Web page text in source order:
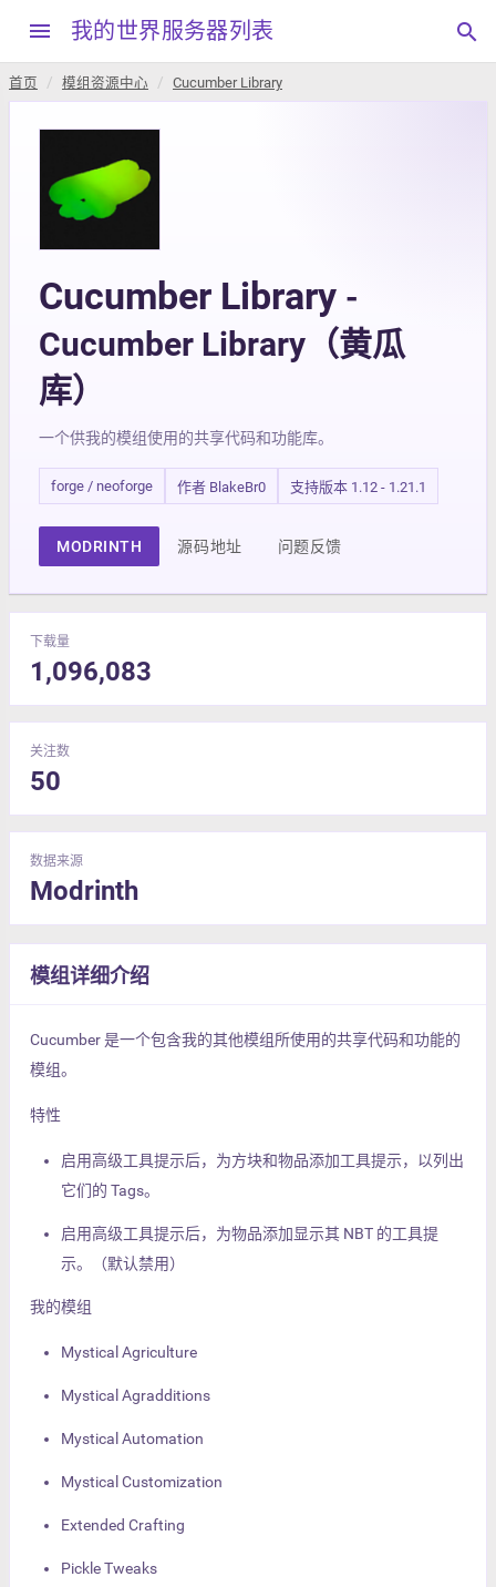
menu 我的世界服务器列表 search
首页 模组资源中心 Cucumber Library
Cucumber Library -
Cucumber Library（黄瓜
库）
一个供我的模组使用的共享代码和功能库。
forge / neoforge 作者 BlakeBr0 支持版本 1.12 - 1.21.1
MODRINTH 源码地址 问题反馈
下载量
1,096,083
关注数
50
数据来源
Modrinth
模组详细介绍
Cucumber 是一个包含我的其他模组所使用的共享代码和功能的
模组。
特性
启用高级工具提示后，为方块和物品添加工具提示，以列出
它们的 Tags。
启用高级工具提示后，为物品添加显示其 NBT 的工具提
示。（默认禁用）
我的模组
Mystical Agriculture
Mystical Agradditions
Mystical Automation
Mystical Customization
Extended Crafting
Pickle Tweaks